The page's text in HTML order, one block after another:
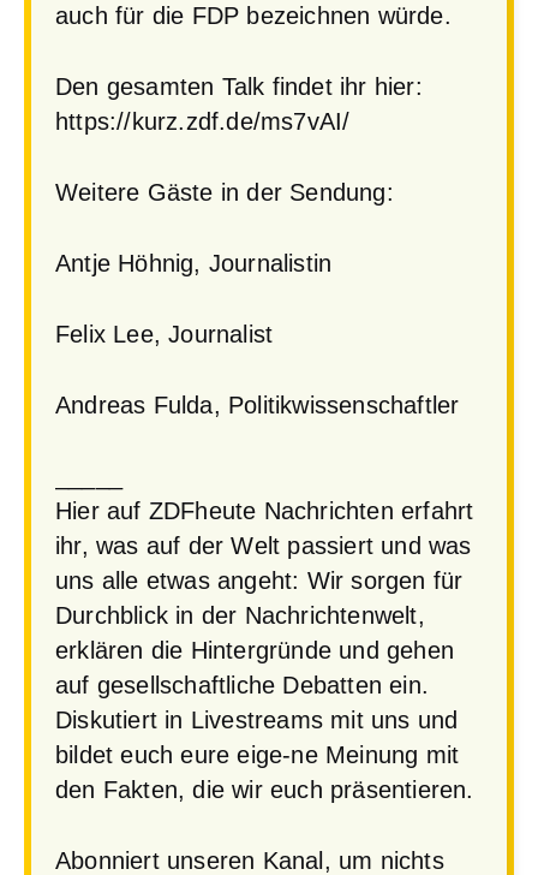
auch für die FDP bezeichnen würde.
Den gesamten Talk findet ihr hier:
https://kurz.zdf.de/ms7vAI/
Weitere Gäste in der Sendung:
Antje Höhnig, Journalistin
Felix Lee, Journalist
Andreas Fulda, Politikwissenschaftler
Hier auf ZDFheute Nachrichten erfahrt
ihr, was auf der Welt passiert und was
uns alle etwas angeht: Wir sorgen für
Durchblick in der Nachrichtenwelt,
erklären die Hintergründe und gehen
auf gesellschaftliche Debatten ein.
Diskutiert in Livestreams mit uns und
bildet euch eure eige-ne Meinung mit
den Fakten, die wir euch präsentieren.
Abonniert unseren Kanal, um nichts